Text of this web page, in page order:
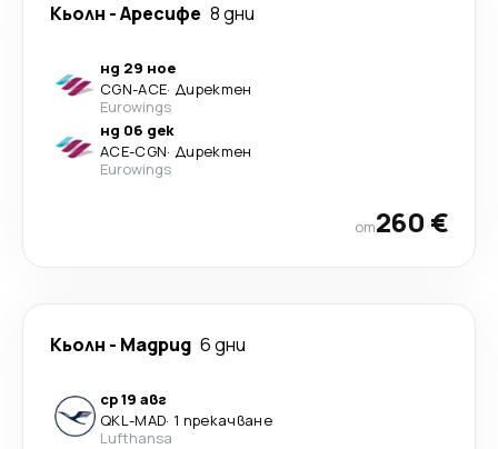
Кьолн -Аресифе 8 дни
нд 29 ное
CGN-ACE· Директен
Eurowings
нд 06 дек
ACE-CGN· Директен
Eurowings
от260 €
Кьолн - Мадрид 6 дни
ср 19 авг
QKL-MAD· 1 прекачване
Lufthansa